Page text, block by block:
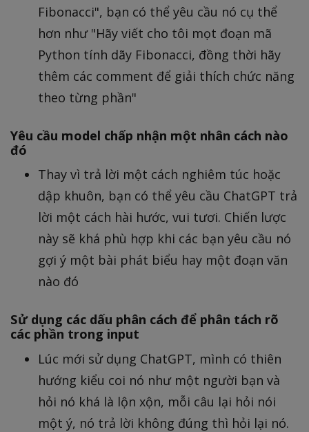
Fibonacci", bạn có thể yêu cầu nó cụ thể
hơn như "Hãy viết cho tôi mọt đoạn mã
Python tính dãy Fibonacci, đồng thời hãy
thêm các comment để giải thích chức năng
theo từng phần"
Yêu cầu model chấp nhận một nhân cách nào
đó
Thay vì trả lời một cách nghiêm túc hoặc
dập khuôn, bạn có thể yêu cầu ChatGPT trả
lời một cách hài hước, vui tươi. Chiến lược
này sẽ khá phù hợp khi các bạn yêu cầu nó
gợi ý một bài phát biểu hay một đoạn văn
nào đó
Sử dụng các dấu phân cách để phân tách rõ
các phần trong input
Lúc mới sử dụng ChatGPT, mình có thiên
hướng kiểu coi nó như một người bạn và
hỏi nó khá là lộn xộn, mỗi câu lại hỏi nói
một ý, nó trả lời không đúng thì hỏi lại nó.